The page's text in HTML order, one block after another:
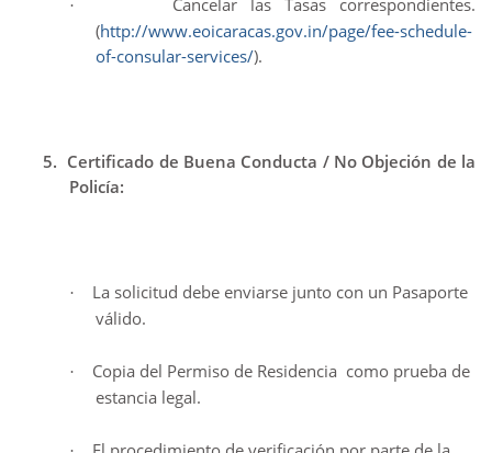
·
Cancelar las Tasas correspondientes.
(http://www.eoicaracas.gov.in/page/fee-schedule-
of-consular-services/).
5. Certificado de Buena Conducta / No Objeción de la
Policía:
·
La solicitud debe enviarse junto con un Pasaporte
válido.
·
Copia del Permiso de Residencia como prueba de
estancia legal.